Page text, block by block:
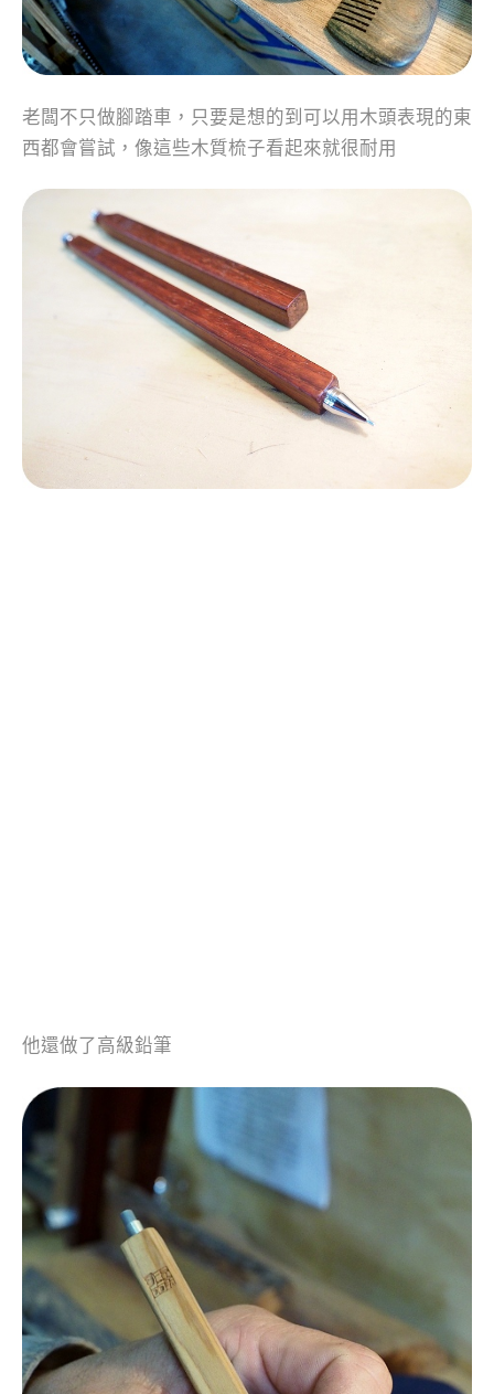
老闆不只做腳踏車，只要是想的到可以用木頭表現的東
西都會嘗試，像這些木質梳子看起來就很耐用
他還做了高級鉛筆